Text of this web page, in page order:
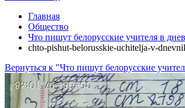
Главная
Общество
Что пишут белорусские учителя в
chto-pishut-belorusskie-uchitelja-v-
Вернуться к "Что пишут белорусские